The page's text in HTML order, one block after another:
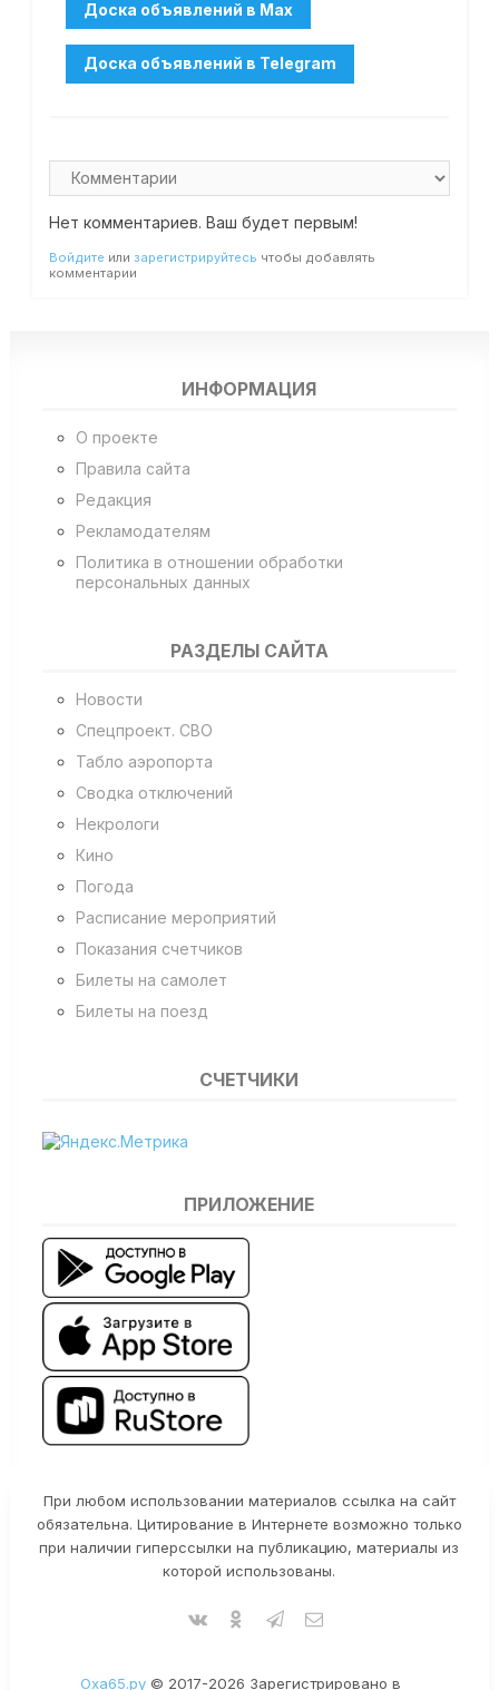
Нет комментариев. Ваш будет первым!
Войдите или зарегистрируйтесь чтобы добавлять
комментарии
ИНФОРМАЦИЯ
О проекте
Правила сайта
Редакция
Рекламодателям
Политика в отношении обработки
персональных данных
РАЗДЕЛЫ САЙТА
Новости
Спецпроект. СВО
Табло аэропорта
Сводка отключений
Некрологи
Кино
Погода
Расписание мероприятий
Показания счетчиков
Билеты на самолет
Билеты на поезд
СЧЕТЧИКИ
ПРИЛОЖЕНИЕ
При любом использовании материалов ссылка на сайт
обязательна. Цитирование в Интернете возможно только
при наличии гиперссылки на публикацию, материалы из
которой использованы.
Оха65.ру© 2017-2026 Зарегистрировано в